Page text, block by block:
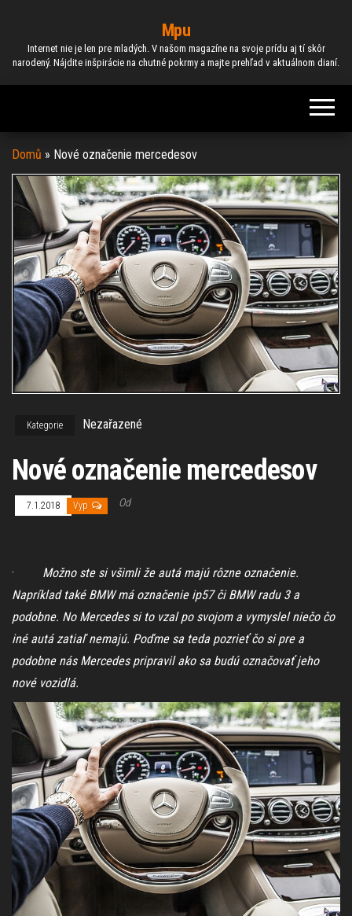
Mpu
Internet nie je len pre mladých. V našom magazíne na svoje prídu aj tí skôr
narodený. Nájdite inšpirácie na chutné pokrmy a majte prehľad v aktuálnom dianí.
Domů » Nové označenie mercedesov
Kategorie Nezařazené
Nové označenie mercedesov
7.1.2018 Vyp Od
· Možno ste si všimli že autá majú rôzne označenie.
Napríklad také BMW má označenie ip57 či BMW radu 3 a
podobne. No Mercedes si to vzal po svojom a vymyslel niečo čo
iné autá zatiaľ nemajú. Poďme sa teda pozrieť čo si pre a
podobne nás Mercedes pripravil ako sa budú označovať jeho
nové vozidlá.